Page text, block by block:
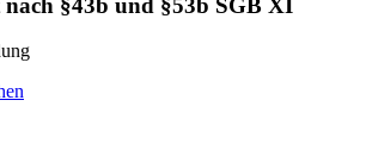
§43b und §53b SGB XI